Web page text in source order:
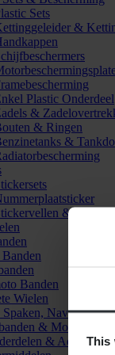
This
Sets
&
Plastic Onderdeel
&
& Ringen
&
& Stickers
Banden
Wielen
Spaken, Naven &
& Mousses
&